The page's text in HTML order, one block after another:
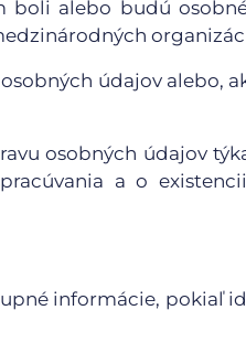
boli alebo budú
údajov alebo,
osobných údajov
a o
informácie, pokiaľ